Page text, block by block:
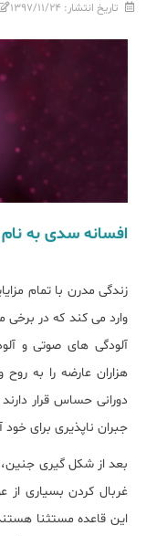
تاریخ انتشار: ۱۳۹۷/۱۱/۲۴
افسانه سدی به
زندگی مدرن با تمام
وارد می کند که در برخی
آلودگی های صوتی و
هزاران عارضه را به
دورانی حساس قرار
جبران ناپذیری برای
بعد از شکل گیری
غربال کردن بسیاری از
این قاعده مستثنا